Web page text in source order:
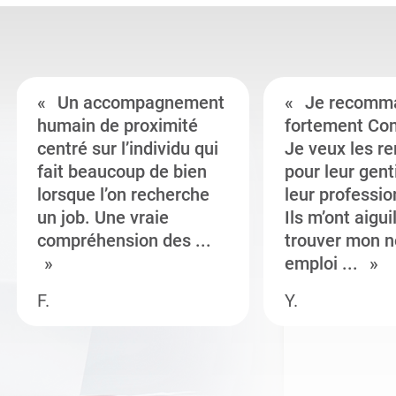
Un accompagnement
humain de proximité
centré sur l’individu qui
fait beaucoup de bien
lorsque l’on recherche
un job. Une vraie
compréhension des ...
F.
Je
fortement
Je veux les
pour leur
leur
Ils m’ont
trouver mon
emploi ...
Y.